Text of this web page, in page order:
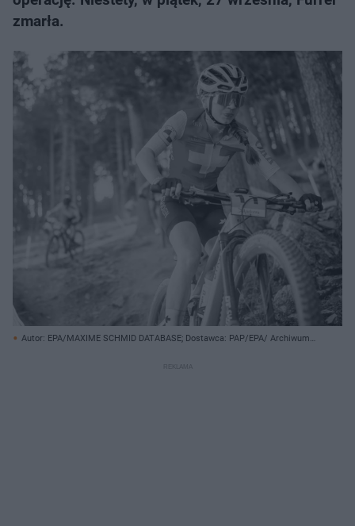
zmarła.
Autor: EPA/MAXIME SCHMID DATABASE; Dostawca: PAP/EPA/ Archiwum